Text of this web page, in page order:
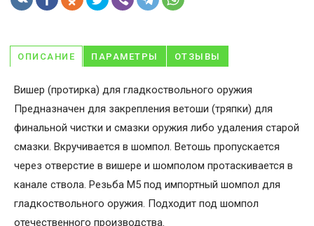
ОПИСАНИЕ ПАРАМЕТРЫ ОТЗЫВЫ
Вишер (протирка) для гладкоствольного оружия
Предназначен для закрепления ветоши (тряпки) для
финальной чистки и смазки оружия либо удаления старой
смазки. Вкручивается в шомпол. Ветошь пропускается
через отверстие в вишере и шомполом протаскивается в
канале ствола. Резьба М5 под импортный шомпол для
гладкоствольного оружия. Подходит под шомпол
отечественного производства.